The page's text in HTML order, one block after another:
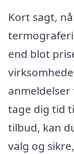
Kort sagt,
end blot
tage dig tid
tilbud, kan
valg og